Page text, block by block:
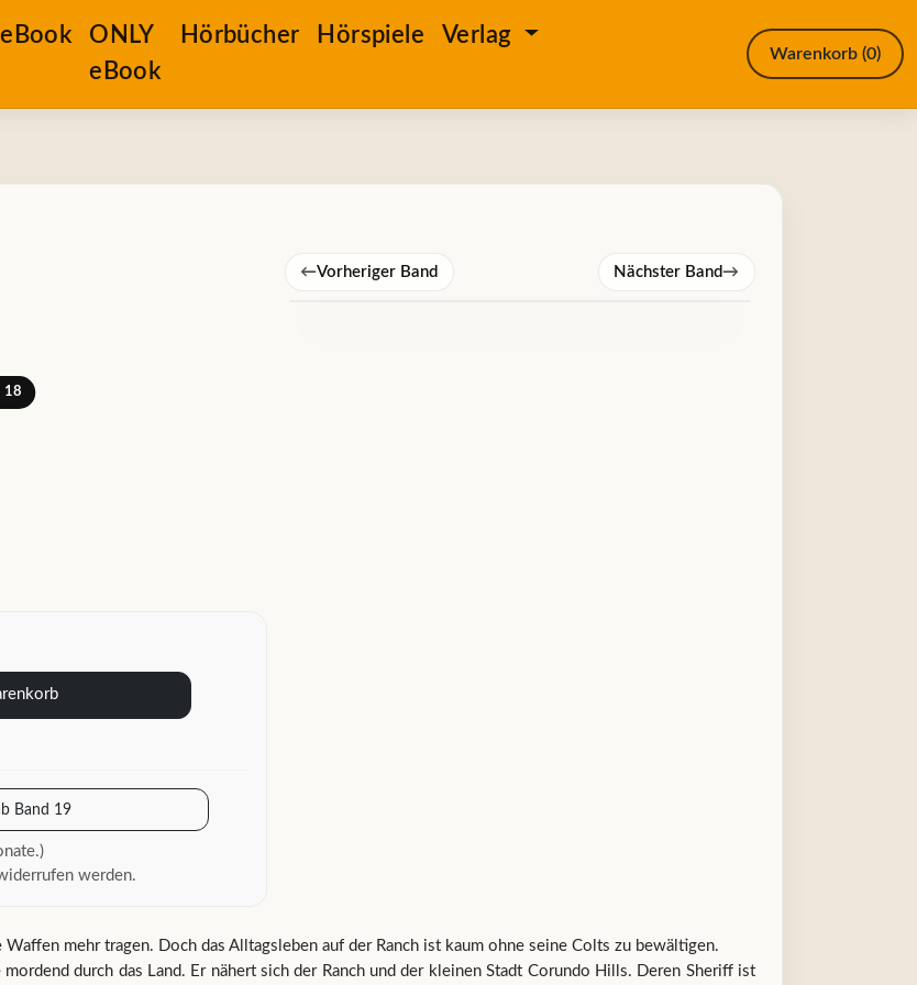
eBook
ONLY
eBook
Hörbücher Hörspiele Verlag
Warenkorb (0)
←Vorheriger Band Nächster Band→
18
Band 19
werden.
mehr tragen. Doch das Alltagsleben auf der Ranch ist kaum ohne seine Colts zu bewältigen.
durch das Land. Er nähert sich der Ranch und der kleinen Stadt Corundo Hills. Deren Sheriff ist